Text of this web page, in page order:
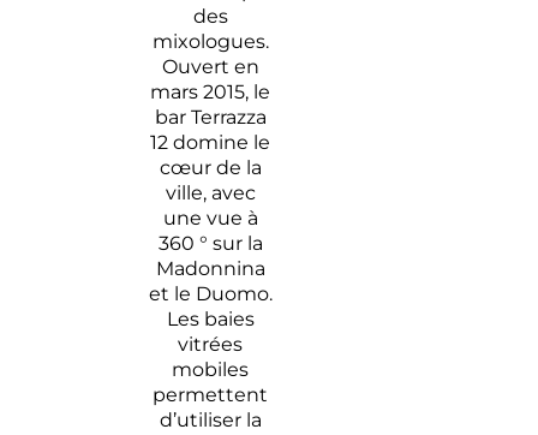
des
mixologues.
Ouvert en
mars 2015, le
bar Terrazza
12 domine le
cœur de la
ville, avec
une vue à
360 ° sur la
Madonnina
et le Duomo.
Les baies
vitrées
mobiles
permettent
d’utiliser la